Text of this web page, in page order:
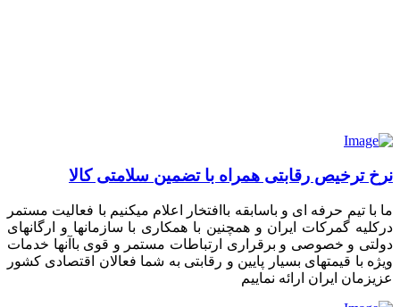
نرخ ترخیص رقابتی همراه با تضمین سلامتی کالا
ما با تیم حرفه ای و باسابقه باافتخار اعلام میکنیم با فعالیت مستمر
درکلیه گمرکات ایران و همچنین با همکاری با سازمانها و ارگانهای
دولتی و خصوصی و برقراری ارتباطات مستمر و قوی باآنها خدمات
ویژه با قیمتهای بسیار پایین و رقابتی به شما فعالان اقتصادی کشور
عزیزمان ایران ارائه نماییم